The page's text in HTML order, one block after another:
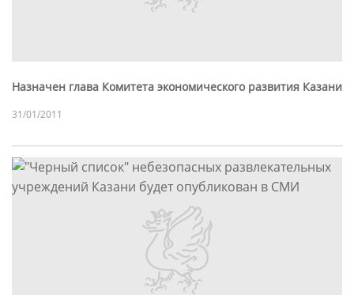
Назначен глава Комитета экономического развития Казани
31/01/2011